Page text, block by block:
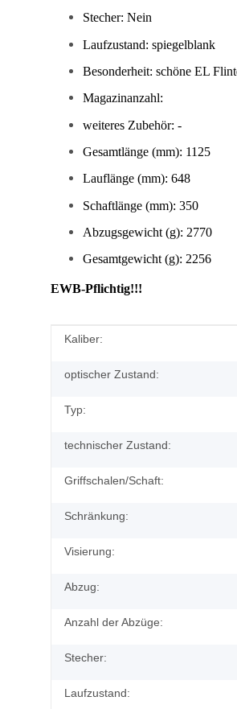
Stecher: Nein
Laufzustand: spiegelblank
Besonderheit: schöne EL
Magazinanzahl:
weiteres Zubehör: -
Gesamtlänge (mm): 1125
Lauflänge (mm): 648
Schaftlänge (mm): 350
Abzugsgewicht (g): 2770
Gesamtgewicht (g): 2256
EWB-Pflichtig!!!
Produkteigenschaft
Wert
Kaliber:
optischer Zustand:
Typ:
technischer Zustand:
Griffschalen/Schaft:
Schränkung:
Visierung:
Abzug:
Anzahl der Abzüge:
Stecher:
Laufzustand: